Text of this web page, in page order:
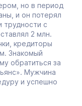
но в период
и он потерял
трудности с
2 млн.
кредиторы
Знакомый
обратиться за
Мужчина
и успешно